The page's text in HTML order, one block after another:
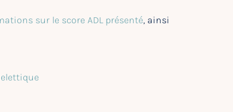
sur le score ADL présenté, ainsi